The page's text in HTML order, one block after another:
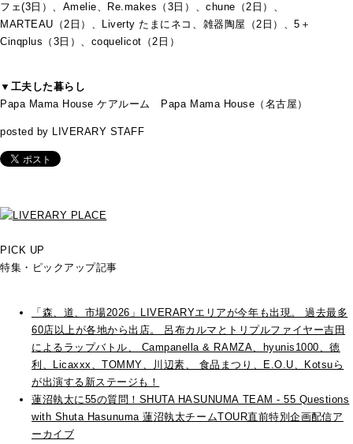
フェ(3日）、Amelie、Re.makes（3日）、chune（2日）、
MARTEAU（2日）、Liverty たまにネコ、雑器陶屋（2日）、5＋
Cinqplus（3日）、coquelicot（2日）
▼工夫した暮らし
Papa Mama House ケアルーム Papa Mama House（名古屋）
posted by LIVERARY STAFF
PICK UP
特集・ピックアップ記事
「森、道、市場2026」LIVERARYエリアが今年も出現。 過去最多
60店以上が各地から出店。 呂布カルマとトリプルファイヤー吉田
によるラップバトル、 Campanella & RAMZA、hyunis1000、徳
利、Licaxxx、TOMMY、川辺素、 食品まつり、E.O.U、Kotsuら
が出演する新ステージも！
蓮沼執太に55の質問！SHUTA HASUNUMA TEAM - 55 Questions
with Shuta Hasunuma 蓮沼執太チームTOUR直前特別企画配信ア
ーカイブ